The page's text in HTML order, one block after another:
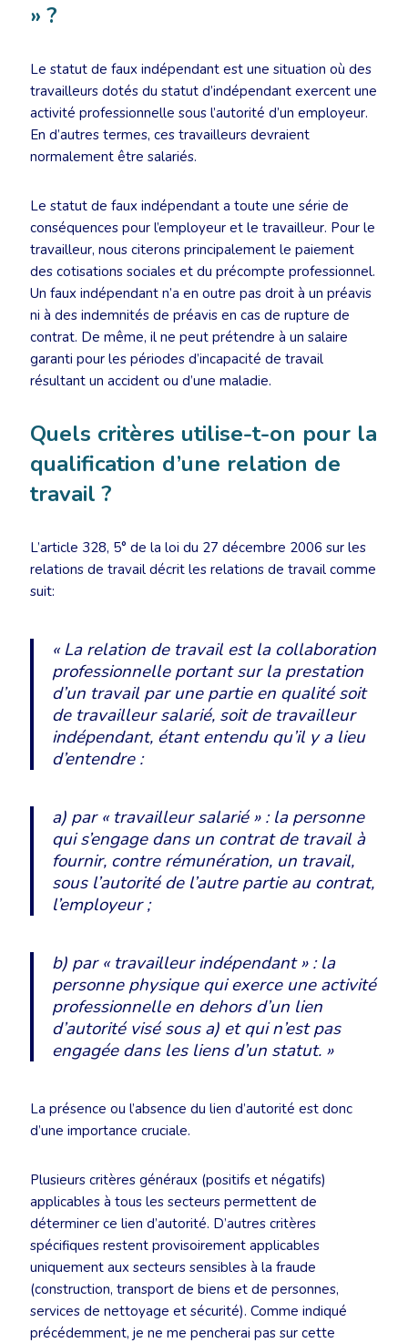
» ?
Le statut de faux indépendant est une situation où des
travailleurs dotés du statut d’indépendant exercent une
activité professionnelle sous l’autorité d’un employeur.
En d’autres termes, ces travailleurs devraient
normalement être salariés.
Le statut de faux indépendant a toute une série de
conséquences pour l’employeur et le travailleur. Pour le
travailleur, nous citerons principalement le paiement
des cotisations sociales et du précompte professionnel.
Un faux indépendant n’a en outre pas droit à un préavis
ni à des indemnités de préavis en cas de rupture de
contrat. De même, il ne peut prétendre à un salaire
garanti pour les périodes d’incapacité de travail
résultant un accident ou d’une maladie.
Quels critères utilise-t-on pour la
qualification d’une relation de
travail ?
L’article 328, 5° de la loi du 27 décembre 2006 sur les
relations de travail décrit les relations de travail comme
suit:
« La relation de travail est la collaboration
professionnelle portant sur la prestation
d’un travail par une partie en qualité soit
de travailleur salarié, soit de travailleur
indépendant, étant entendu qu’il y a lieu
d’entendre :
a) par « travailleur salarié » : la personne
qui s’engage dans un contrat de travail à
fournir, contre rémunération, un travail,
sous l’autorité de l’autre partie au contrat,
l’employeur ;
b) par « travailleur indépendant » : la
personne physique qui exerce une activité
professionnelle en dehors d’un lien
d’autorité visé sous a) et qui n’est pas
engagée dans les liens d’un statut. »
La présence ou l’absence du lien d’autorité est donc
d’une importance cruciale.
Plusieurs critères généraux (positifs et négatifs)
applicables à tous les secteurs permettent de
déterminer ce lien d’autorité. D’autres critères
spécifiques restent provisoirement applicables
uniquement aux secteurs sensibles à la fraude
(construction, transport de biens et de personnes,
services de nettoyage et sécurité). Comme indiqué
précédemment, je ne me pencherai pas sur cette